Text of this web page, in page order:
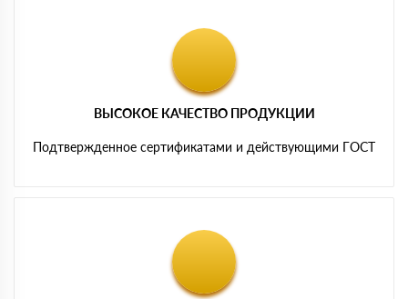
ВЫСОКОЕ КАЧЕСТВО ПРОДУКЦИИ
Подтвержденное сертификатами и действующими ГОСТ